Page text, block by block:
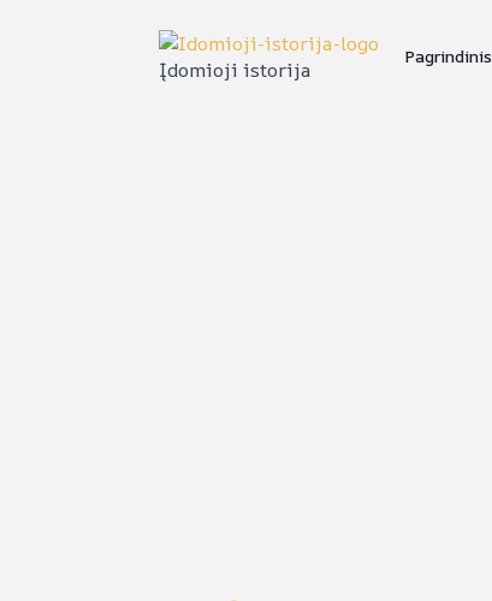
Įdomioji istorija
Pagrindinis